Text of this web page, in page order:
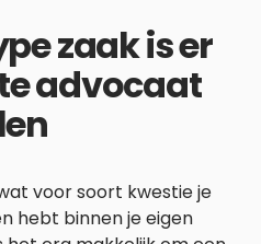
zaak is er
advocaat
voor soort kwestie je
hebt binnen je eigen